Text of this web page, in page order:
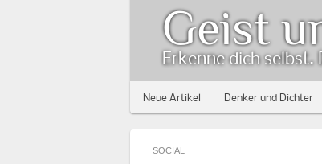
Neue Artikel Denker und Dichter
Geist
Erkenne dich
SOCIAL